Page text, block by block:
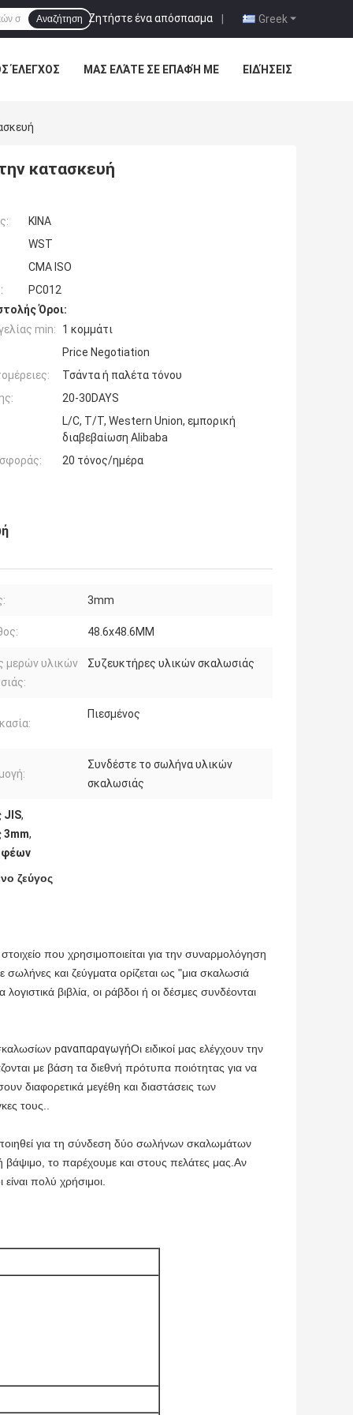
Greek
Ζητήστε ένα απόσπασμα |
Αναζήτηση
ΈΛΕΓΧΟΣ ΜΑΣ ΕΛΆΤΕ ΣΕ ΕΠΑΦΉ ΜΕ ΕΙΔΉΣΕΙΣ
κατασκευή
ΚΙΝΑ
WST
CMA ISO
PC012
Όροι:
min:
1 κομμάτι
Price Negotiation
Τσάντα ή παλέτα τόνου
20-30DAYS
L/C, T/T, Western Union, εμπορική
διαβεβαίωση Alibaba
20 τόνος/ημέρα
3mm
48.6x48.6MM
μερών υλικών
Συζευκτήρες υλικών σκαλωσιάς
Πιεσμένος
Συνδέστε το σωλήνα υλικών
σκαλωσιάς
JIS,
3mm,
ζεύγος
που χρησιμοποιείται για την συναρμολόγηση
και ζεύγματα ορίζεται ως "μια σκαλωσιά
βιβλία, οι ράβδοι ή οι δέσμες συνδέονται
pαναπαραγωγήΟι ειδικοί μας ελέγχουν την
με βάση τα διεθνή πρότυπα ποιότητας για να
διαφορετικά μεγέθη και διαστάσεις των
τους..
για τη σύνδεση δύο σωλήνων σκαλωμάτων
βάψιμο, το παρέχουμε και στους πελάτες μας.Αν
πολύ χρήσιμοι.